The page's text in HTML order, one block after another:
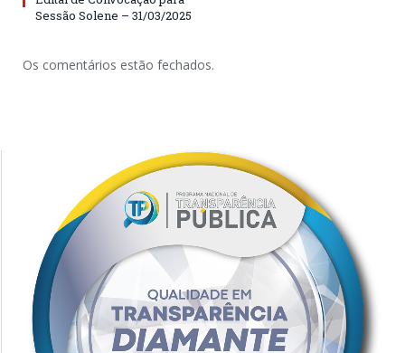
Sessão Solene – 31/03/2025
Os comentários estão fechados.